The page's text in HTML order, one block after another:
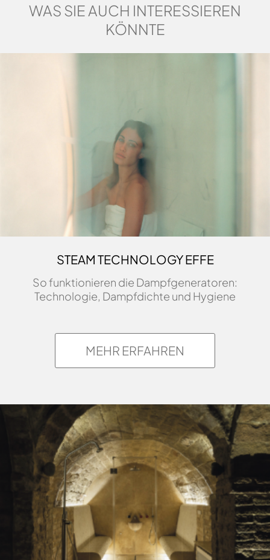
WAS SIE AUCH INTERESSIEREN
KÖNNTE
STEAM TECHNOLOGY EFFE
So funktionieren die Dampfgeneratoren:
Technologie, Dampfdichte und Hygiene
MEHR ERFAHREN